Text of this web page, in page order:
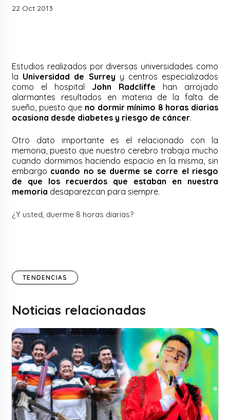
22 Oct 2013
Estudios realizados por diversas universidades como
la Universidad de Surrey y centros especializados
como el hospital John Radcliffe han arrojado
alarmantes resultados en materia de la falta de
sueño, puesto que no dormir mínimo 8 horas diarias
ocasiona desde diabetes y riesgo de cáncer.
Otro dato importante es el relacionado con la
memoria, puesto que nuestro cerebro trabaja mucho
cuando dormimos haciendo espacio en la misma, sin
embargo cuando no se duerme se corre el riesgo
de que los recuerdos que estaban en nuestra
memoria desaparezcan para siempre.
¿Y usted, duerme 8 horas diarias?
TENDENCIAS
Noticias relacionadas